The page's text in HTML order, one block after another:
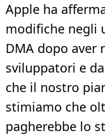
Apple ha
modifiche negli
DMA dopo aver
sviluppatori e
che il nostro
stimiamo che
pagherebbe lo